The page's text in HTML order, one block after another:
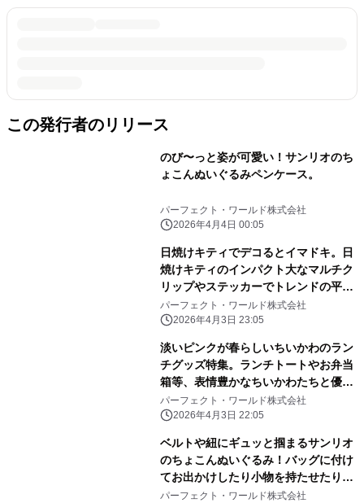
この発行者のリリース
のび〜っと姿が可愛い！サンリオのち
ょこんぬいぐるみペンケース。
パーフェクト・ワールド株式会社
2026年4月4日 00:05
日焼けキティでデコるとイマドキ。日
焼けキティのインパクト大なマルチク
リップやステッカーでトレンドの平成
レトロ感ばっちりです。
パーフェクト・ワールド株式会社
2026年4月3日 23:05
淡いピンクが春らしいちいかわのラン
チグッズ特集。ランチトートやお弁当
箱等、表情豊かなちいかわたちと優し
いピンク色に心和む
パーフェクト・ワールド株式会社
2026年4月3日 22:05
ベルトや紐にギュッと掴まるサンリオ
のちょこんぬいぐるみ！バッグに付け
てお出かけしたり小物を持たせたりと
自由に楽しめる！
パーフェクト・ワールド株式会社